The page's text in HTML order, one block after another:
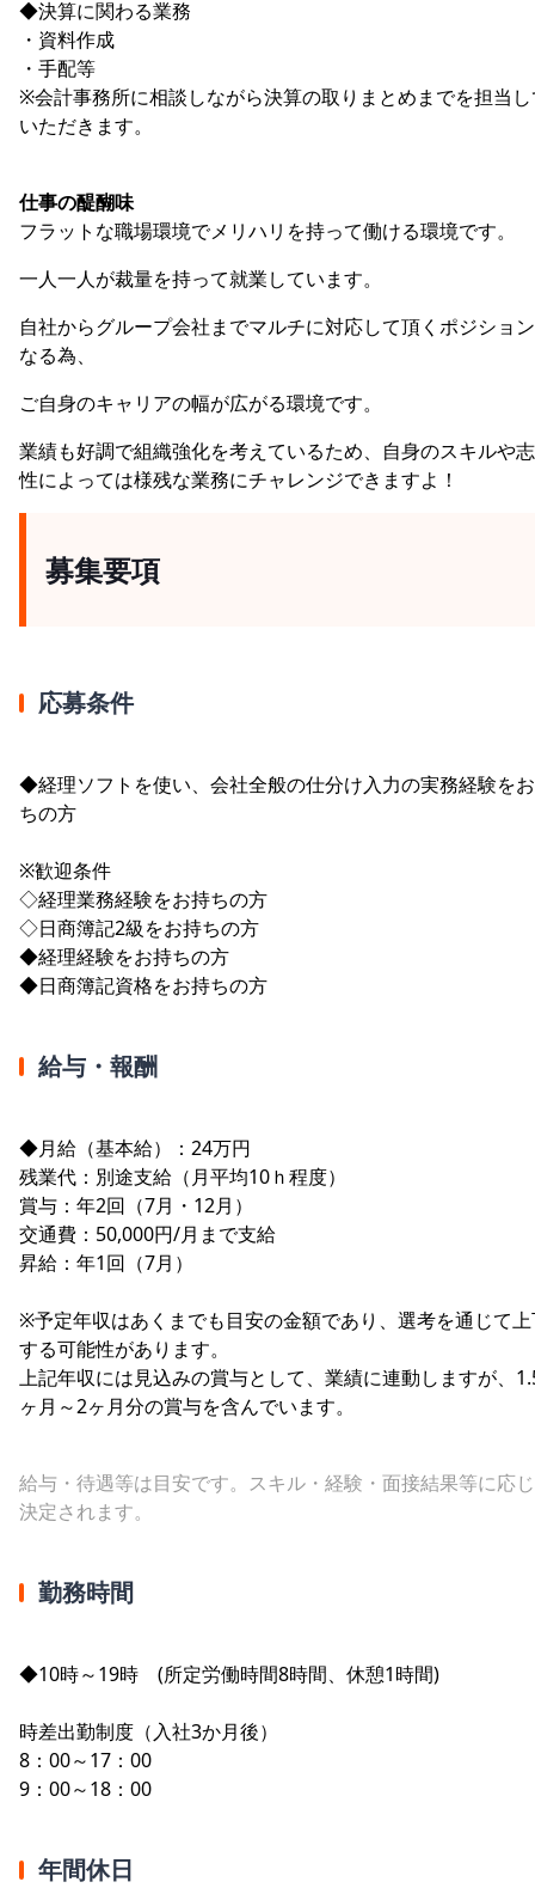
◆決算に関わる業務
・資料作成
・手配等
※会計事務所に相談しながら決算の取りまとめまでを担当
いただきます。
仕事の醍醐味
フラットな職場環境でメリハリを持って働ける環境です。
一人一人が裁量を持って就業しています。
自社からグループ会社までマルチに対応して頂くポジショ
なる為、
ご自身のキャリアの幅が広がる環境です。
業績も好調で組織強化を考えているため、自身のスキルや
性によっては様残な業務にチャレンジできますよ！
募集要項
応募条件
◆経理ソフトを使い、会社全般の仕分け入力の実務経験を
ちの方
※歓迎条件
◇経理業務経験をお持ちの方
◇日商簿記2級をお持ちの方
◆経理経験をお持ちの方
◆日商簿記資格をお持ちの方
給与・報酬
◆月給（基本給）：24万円
残業代：別途支給（月平均10ｈ程度）
賞与：年2回（7月・12月）
交通費：50,000円/月まで支給
昇給：年1回（7月）
※予定年収はあくまでも目安の金額であり、選考を通じて
する可能性があります。
上記年収には見込みの賞与として、業績に連動しますが、
ヶ月～2ヶ月分の賞与を含んでいます。
給与・待遇等は目安です。スキル・経験・面接結果等に応
決定されます。
勤務時間
◆10時～19時 (所定労働時間8時間、休憩1時間)
時差出勤制度（入社3か月後）
8：00～17：00
9：00～18：00
年間休日